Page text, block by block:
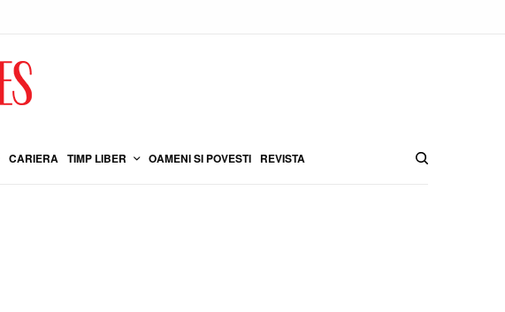
CARIERA TIMP LIBER OAMENI SI POVESTI REVISTA